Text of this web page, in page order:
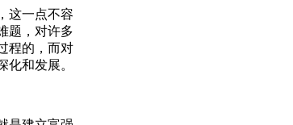
这一点不容
题，对许多
程的，而对
和发展。